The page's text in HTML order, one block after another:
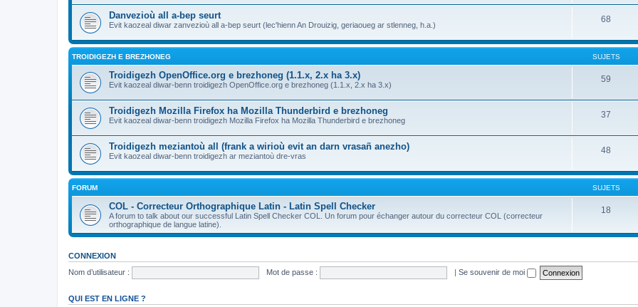
Danvezioù all a-bep seurt
Evit kaozeal diwar zanvezioù all a-bep seurt (lec'hienn An Drouizig, geriaoueg ar stlenneg, h.a.)
68
TROIDIGEZH E BREZHONEG SUJETS
Troidigezh OpenOffice.org e brezhoneg (1.1.x, 2.x ha 3.x)
Evit kaozeal diwar-benn troidigezh OpenOffice.org e brezhoneg (1.1.x, 2.x ha 3.x)
59
Troidigezh Mozilla Firefox ha Mozilla Thunderbird e brezhoneg
Evit kaozeal diwar-benn troidigezh Mozilla Firefox ha Mozilla Thunderbird e brezhoneg
37
Troidigezh meziantoù all (frank a wirioù evit an darn vrasañ anezho)
Evit kaozeal diwar-benn troidigezh ar meziantoù dre-vras
48
FORUM SUJETS
COL - Correcteur Orthographique Latin - Latin Spell Checker
A forum to talk about our successful Latin Spell Checker COL. Un forum pour échanger autour du correcteur COL (correcteur
orthographique de langue latine).
18
CONNEXION
Nom d’utilisateur :
Mot de passe : | Se souvenir de moi
QUI EST EN LIGNE ?